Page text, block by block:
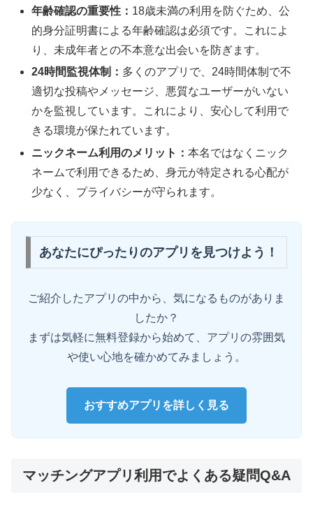
年齢確認の重要性： 18歳未満の利用を防ぐため、公
的身分証明書による年齢確認は必須です。これによ
り、未成年者との不本意な出会いを防ぎます。
24時間監視体制： 多くのアプリで、24時間体制で不
適切な投稿やメッセージ、悪質なユーザーがいない
かを監視しています。これにより、安心して利用で
きる環境が保たれています。
ニックネーム利用のメリット：本名ではなくニック
ネームで利用できるため、身元が特定される心配が
少なく、プライバシーが守られます。
あなたにぴったりのアプリを見つけよう！
ご紹介したアプリの中から、気になるものがありま
したか？
まずは気軽に無料登録から始めて、アプリの雰囲気
や使い心地を確かめてみましょう。
おすすめアプリを詳しく見る
マッチングアプリ利用でよくある疑問Q&A